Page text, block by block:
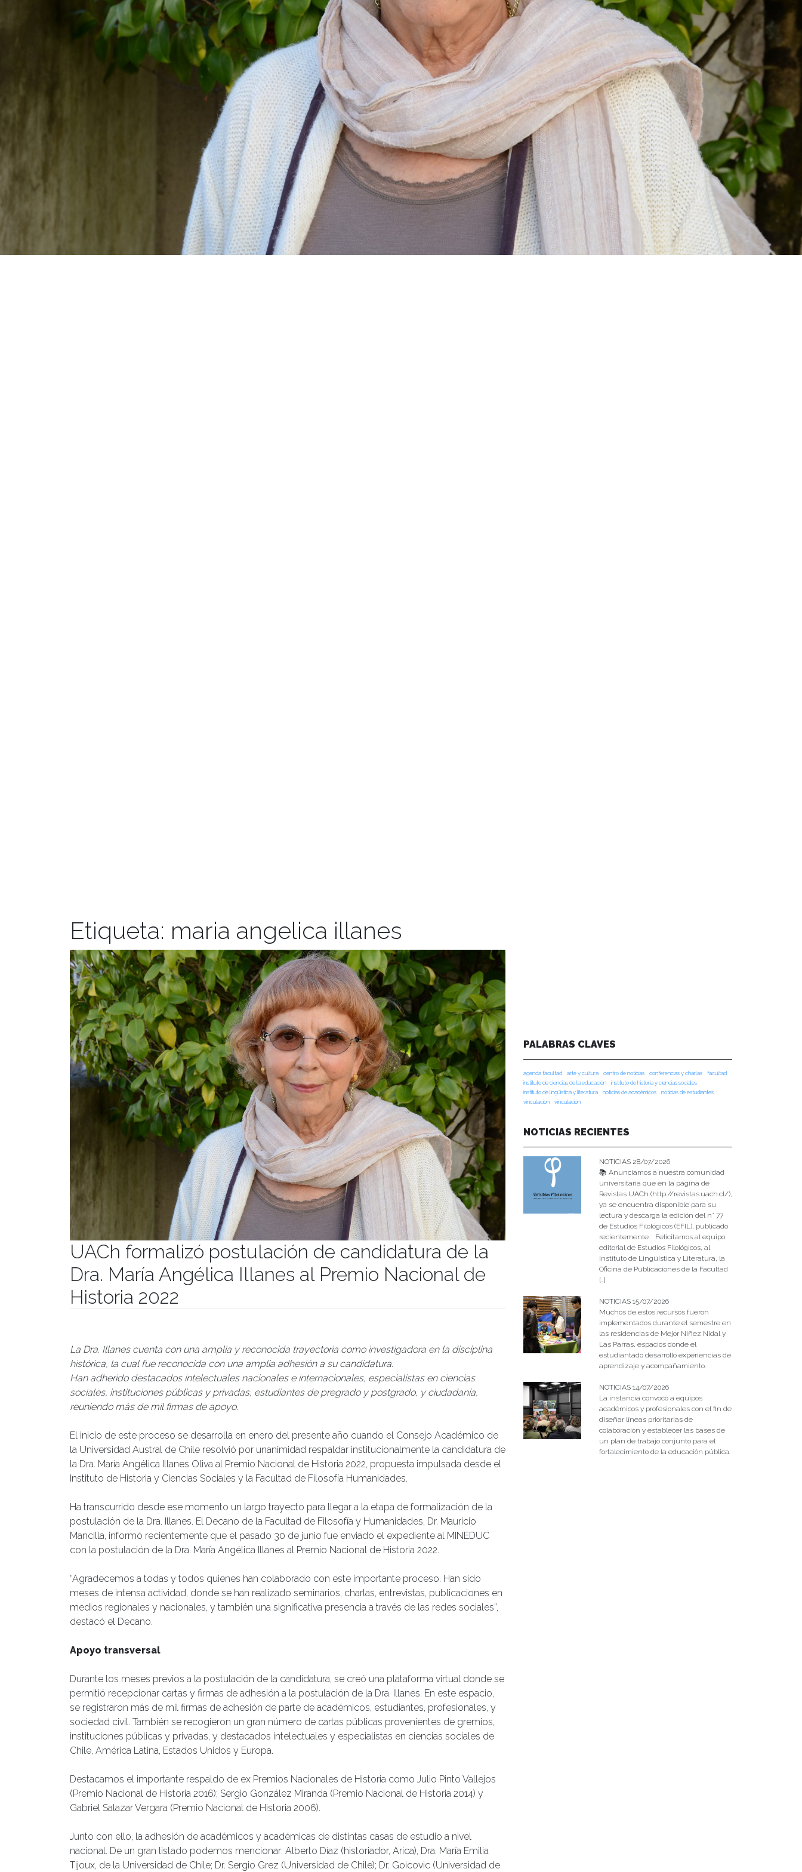
Etiqueta: maria angelica illanes
UACh formalizó postulación de candidatura de la
Dra. María Angélica Illanes al Premio Nacional de
Historia 2022
La Dra. Illanes cuenta con una amplia y reconocida trayectoria como investigadora en la disciplina
histórica, la cual fue reconocida con una amplia adhesión a su candidatura.
Han adherido destacados intelectuales nacionales e internacionales, especialistas en ciencias
sociales, instituciones públicas y privadas, estudiantes de pregrado y postgrado, y ciudadanía,
reuniendo más de mil firmas de apoyo.
El inicio de este proceso se desarrolla en enero del presente año cuando el Consejo Académico de
la Universidad Austral de Chile resolvió por unanimidad respaldar institucionalmente la candidatura de
la Dra. María Angélica Illanes Oliva al Premio Nacional de Historia 2022, propuesta impulsada desde el
Instituto de Historia y Ciencias Sociales y la Facultad de Filosofía Humanidades.
Ha transcurrido desde ese momento un largo trayecto para llegar a la etapa de formalización de la
postulación de la Dra. Illanes. El Decano de la Facultad de Filosofía y Humanidades, Dr. Mauricio
Mancilla, informó recientemente que el pasado 30 de junio fue enviado el expediente al MINEDUC
con la postulación de la Dra. María Angélica Illanes al Premio Nacional de Historia 2022.
“Agradecemos a todas y todos quienes han colaborado con este importante proceso. Han sido
meses de intensa actividad, donde se han realizado seminarios, charlas, entrevistas, publicaciones en
medios regionales y nacionales, y también una significativa presencia a través de las redes sociales”,
destacó el Decano.
Apoyo transversal
Durante los meses previos a la postulación de la candidatura, se creó una plataforma virtual donde se
permitió recepcionar cartas y firmas de adhesión a la postulación de la Dra. Illanes. En este espacio,
se registraron más de mil firmas de adhesión de parte de académicos, estudiantes, profesionales, y
sociedad civil. También se recogieron un gran número de cartas públicas provenientes de gremios,
instituciones públicas y privadas, y destacados intelectuales y especialistas en ciencias sociales de
Chile, América Latina, Estados Unidos y Europa.
Destacamos el importante respaldo de ex Premios Nacionales de Historia como Julio Pinto Vallejos
(Premio Nacional de Historia 2016); Sergio González Miranda (Premio Nacional de Historia 2014) y
Gabriel Salazar Vergara (Premio Nacional de Historia 2006).
Junto con ello, la adhesión de académicos y académicas de distintas casas de estudio a nivel
nacional. De un gran listado podemos mencionar: Alberto Díaz (historiador, Arica), Dra. María Emilia
Tijoux, de la Universidad de Chile; Dr. Sergio Grez (Universidad de Chile); Dr. Goicovic (Universidad de
PALABRAS CLAVES
agenda facultad arte y cultura centro de noticias conferencias y charlas
facultad
instituto de ciencias de la educación
instituto de historia y ciencias sociales
instituto de lingüística y literatura
noticias de académicos
noticias de estudiantes
vinculacion
vinculación
NOTICIAS RECIENTES
NOTICIAS 28/07/2026
📚 Anunciamos a nuestra comunidad
universitaria que en la página de
Revistas UACh (http://revistas.uach.cl/),
ya se encuentra disponible para su
lectura y descarga la edición del n° 77
de Estudios Filológicos (EFIL), publicado
recientemente. Felicitamos al equipo
editorial de Estudios Filológicos, al
Instituto de Lingüística y Literatura, la
Oficina de Publicaciones de la Facultad
[…]
NOTICIAS 15/07/2026
Muchos de estos recursos fueron
implementados durante el semestre en
las residencias de Mejor Niñez Nidal y
Las Parras, espacios donde el
estudiantado desarrolló experiencias de
aprendizaje y acompañamiento.
NOTICIAS 14/07/2026
La instancia convocó a equipos
académicos y profesionales con el fin de
diseñar líneas prioritarias de
colaboración y establecer las bases de
un plan de trabajo conjunto para el
fortalecimiento de la educación pública.